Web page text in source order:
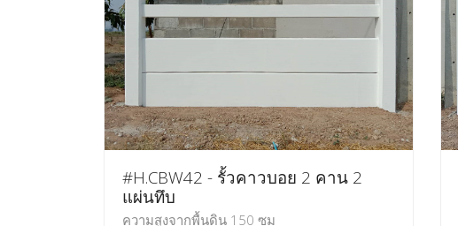
#H.CBW42 - รั้วคาวบอย 2 คาน 2
แผ่นทึบ
ความสูงจากพื้นดิน 150 ซม